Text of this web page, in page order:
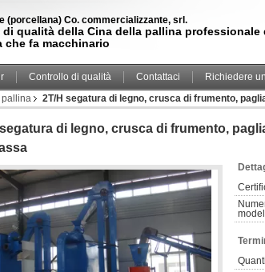
(porcellana) Co. commercializzante, srl.
di qualità della Cina della pallina professionale
che fa macchinario
Controllo di qualità Contattaci
Richiedere
pallina 2T/H segatura di legno, crusca di frumento,
di legno, crusca di frumento,